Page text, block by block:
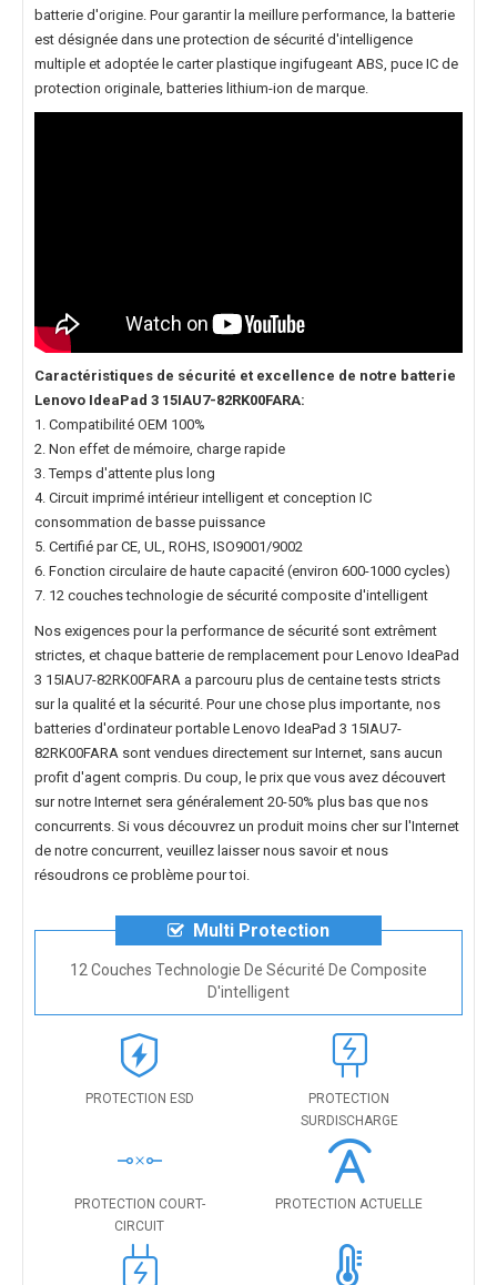
batterie d'origine. Pour garantir la meillure performance, la batterie
est désignée dans une protection de sécurité d'intelligence
multiple et adoptée le carter plastique ingifugeant ABS, puce IC de
protection originale, batteries lithium-ion de marque.
Caractéristiques de sécurité et excellence de notre batterie
Lenovo IdeaPad 3 15IAU7-82RK00FARA:
1. Compatibilité OEM 100%
2. Non effet de mémoire, charge rapide
3. Temps d'attente plus long
4. Circuit imprimé intérieur intelligent et conception IC
consommation de basse puissance
5. Certifié par CE, UL, ROHS, ISO9001/9002
6. Fonction circulaire de haute capacité (environ 600-1000 cycles)
7. 12 couches technologie de sécurité composite d'intelligent
Nos exigences pour la performance de sécurité sont extrêment
strictes, et chaque batterie de remplacement pour Lenovo IdeaPad
3 15IAU7-82RK00FARA a parcouru plus de centaine tests stricts
sur la qualité et la sécurité. Pour une chose plus importante, nos
batteries d'ordinateur portable Lenovo IdeaPad 3 15IAU7-
82RK00FARA sont vendues directement sur Internet, sans aucun
profit d'agent compris. Du coup, le prix que vous avez découvert
sur notre Internet sera généralement 20-50% plus bas que nos
concurrents. Si vous découvrez un produit moins cher sur l'Internet
de notre concurrent, veuillez laisser nous savoir et nous
résoudrons ce problème pour toi.
Multi Protection
12 Couches Technologie De Sécurité De Composite
D'intelligent
PROTECTION ESD
PROTECTION
SURDISCHARGE
PROTECTION COURT-
CIRCUIT
PROTECTION ACTUELLE